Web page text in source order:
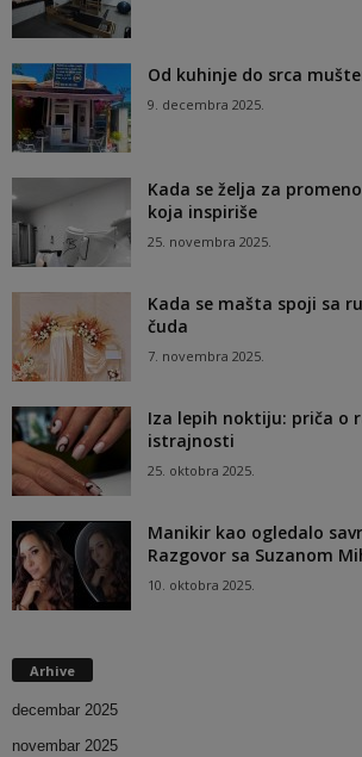
Od kuhinje do srca
9. decembra 2025.
Kada se želja za
koja inspiriše
25. novembra 2025.
Kada se mašta spoji sa
čuda
7. novembra 2025.
Iza lepih noktiju: priča o
istrajnosti
25. oktobra 2025.
Manikir kao ogledalo
Razgovor sa Suzanom
10. oktobra 2025.
Arhive
decembar 2025
novembar 2025